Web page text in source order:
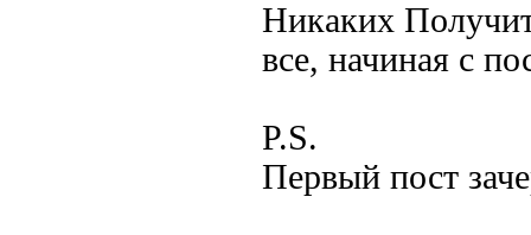
Никаких
все, начиная с
P.S.
Первый пост